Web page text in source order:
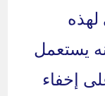
يستعمل
إخفاء